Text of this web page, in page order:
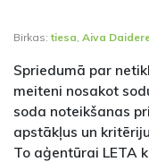
Birkas:tiesa Aiva
Spriedumā par
meiteni nosakot
soda noteikšanas
apstākļus un
To aģentūrai LETA